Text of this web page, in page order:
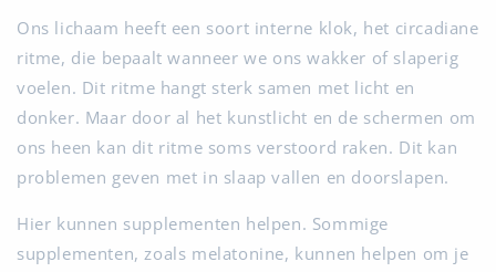
Ons lichaam heeft een soort interne klok, het circadiane
ritme, die bepaalt wanneer we ons wakker of slaperig
voelen. Dit ritme hangt sterk samen met licht en
donker. Maar door al het kunstlicht en de schermen om
ons heen kan dit ritme soms verstoord raken. Dit kan
problemen geven met in slaap vallen en doorslapen.
Hier kunnen supplementen helpen. Sommige
supplementen, zoals melatonine, kunnen helpen om je